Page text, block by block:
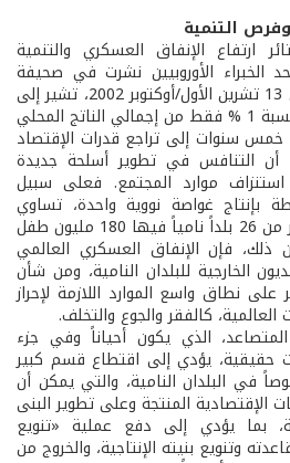
التنمية
ارتفاع الإنفاق العسكري والتنمية
الخبراء الأوروبيين نشرت في صحيفة
«هانديلسبلات» الألمانية في 13 تشرين الأول/أوكتوبر 2002، تشير إلى
أن زيادة الإنفاق العسكري بنسبة 1 % فقط من إجمالي الناتج المحلي
خمس سنوات إلى تراجع قدرات الإقتصاد
0,7 %. كما أن التنافس في تطوير أسلحة جديدة
موارد المجتمع. فعلى سبيل
بإنتاج غواصة نووية واحدة، تساوي
ميزانية التعليم السنوي لأكثر من 26 بلداً نامياً فيها 180 مليون طفل
فإن الإنفاق العسكري العالمي
الخارجية للبلدان النامية، ومن شأن
نطاق واسع الموارد اللازمة لإحراز
كالفقر والجوع والتخلف.
الذي يكون أحياناً وفي جزء
حقيقية، يؤدي إلى اقتطاع قسم كبير
في البلدان النامية، والتي يمكن أن
المنتجة وعلى تطوير البنى
بما يؤدي إلى دفع عملية «تنويع
وتنويع بنيته الإنتاجية، والخروج من